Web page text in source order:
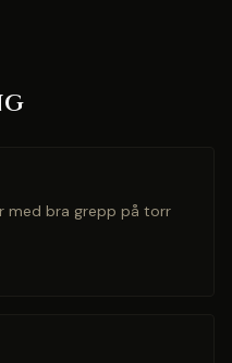
med bra grepp på torr